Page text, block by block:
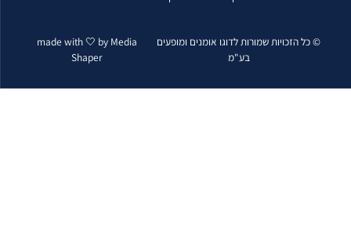
© כל הזכויות שמורות לדוגו אומנים ומופעים
בע"מ
made with 🤍 by Media
Shaper